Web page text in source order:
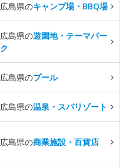
広島県のキャンプ場・BBQ場
広島県の遊園地・テーマパー
ク
広島県のプール
広島県の温泉・スパリゾート
広島県の商業施設・百貨店